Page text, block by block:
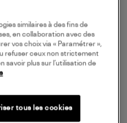
similaires à des fins de
en collaboration avec des
vos choix via « Paramétrer »,
refuser ceux non strictement
savoir plus sur l’utilisation de
tous les cookies